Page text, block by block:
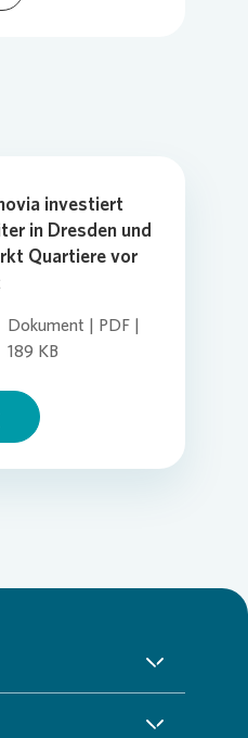
investiert
in Dresden und
Quartiere vor
Dokument | PDF |
189 KB